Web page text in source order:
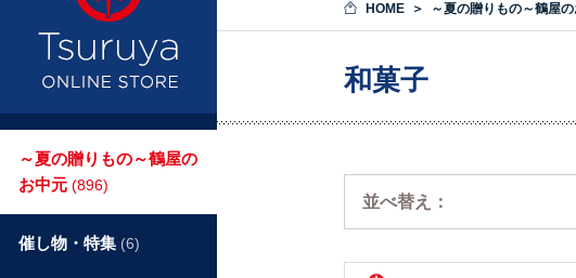
HOME ～夏の贈りもの～鶴屋
和菓子
並べ替え：
～夏の贈りもの～鶴屋の
お中元 (896)
催し物・特集 (6)